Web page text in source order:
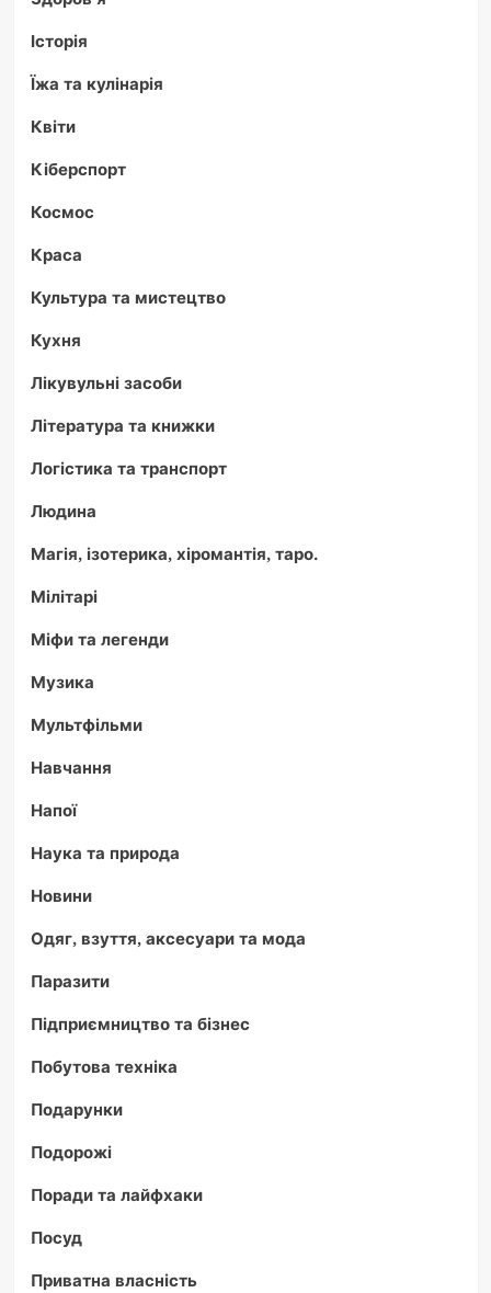
Історія
Їжа та кулінарія
Квіти
Кіберспорт
Космос
Краса
Культура та мистецтво
Кухня
Лікувульні засоби
Література та книжки
Логістика та транспорт
Людина
Магія, ізотерика, хіромантія, таро.
Мілітарі
Міфи та легенди
Музика
Мультфільми
Навчання
Напої
Наука та природа
Новини
Одяг, взуття, аксесуари та мода
Паразити
Підприємництво та бізнес
Побутова техніка
Подарунки
Подорожі
Поради та лайфхаки
Посуд
Приватна власність